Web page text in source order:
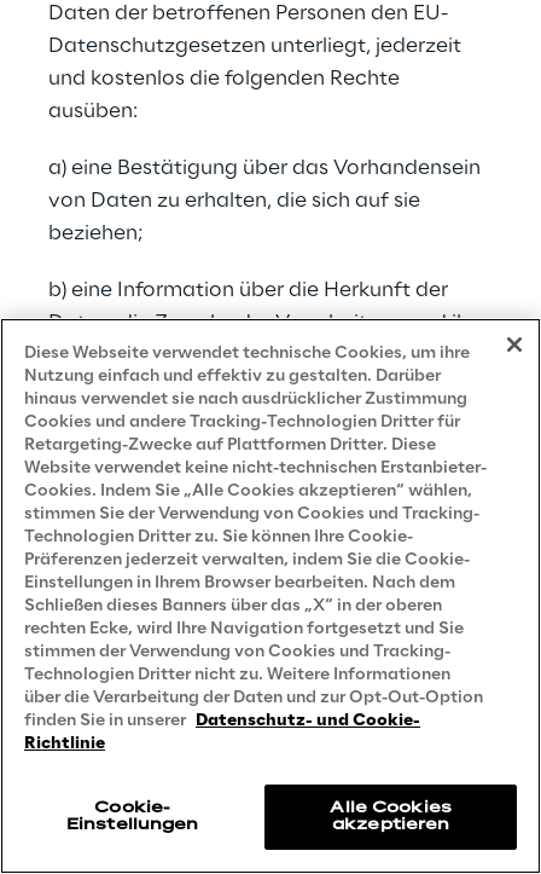
Daten der betroffenen Personen den EU-
Datenschutzgesetzen unterliegt, jederzeit
und kostenlos die folgenden Rechte
ausüben:
a) eine Bestätigung über das Vorhandensein
von Daten zu erhalten, die sich auf sie
beziehen;
b) eine Information über die Herkunft der
Daten, die Zwecke der Verarbeitung und ihre
Modalitäten sowie das Verfahren  der
elektronischen Verarbeitung  zu  erhalten;
c) die Richtigkeit der Daten zu überprüfen
und deren Integration, Aktualisierung oder
Änderung zu verlangen;
d) die Löschung, Anonymisierung oder
Einschränkung der Verarbeitung von Daten
zu verlangen, die unter Verstoß gegen die
geltenden Gesetze verarbeitet wurden, und
aus legitimen Gründen gegen die
Verarbeitung von Daten Einspruch
e) gegebenenfalls zuvor erteilte
Einwilligungen zu widerrufen;
Diese Webseite verwendet technische Cookies, um ihre
Nutzung einfach und effektiv zu gestalten. Darüber
hinaus verwendet sie nach ausdrücklicher Zustimmung
Cookies und andere Tracking-Technologien Dritter für
Retargeting-Zwecke auf Plattformen Dritter. Diese
Website verwendet keine nicht-technischen Erstanbieter-
Cookies. Indem Sie „Alle Cookies akzeptieren“ wählen,
stimmen Sie der Verwendung von Cookies und Tracking-
Technologien Dritter zu. Sie können Ihre Cookie-
Präferenzen jederzeit verwalten, indem Sie die Cookie-
Einstellungen in Ihrem Browser bearbeiten. Nach dem
Schließen dieses Banners über das „X“ in der oberen
rechten Ecke, wird Ihre Navigation fortgesetzt und Sie
stimmen der Verwendung von Cookies und Tracking-
Technologien Dritter nicht zu. Weitere Informationen
über die Verarbeitung der Daten und zur Opt-Out-Option
finden Sie in unserer Datenschutz- und Cookie-
Richtlinie
Cookie-
Einstellungen
Alle Cookies
akzeptieren